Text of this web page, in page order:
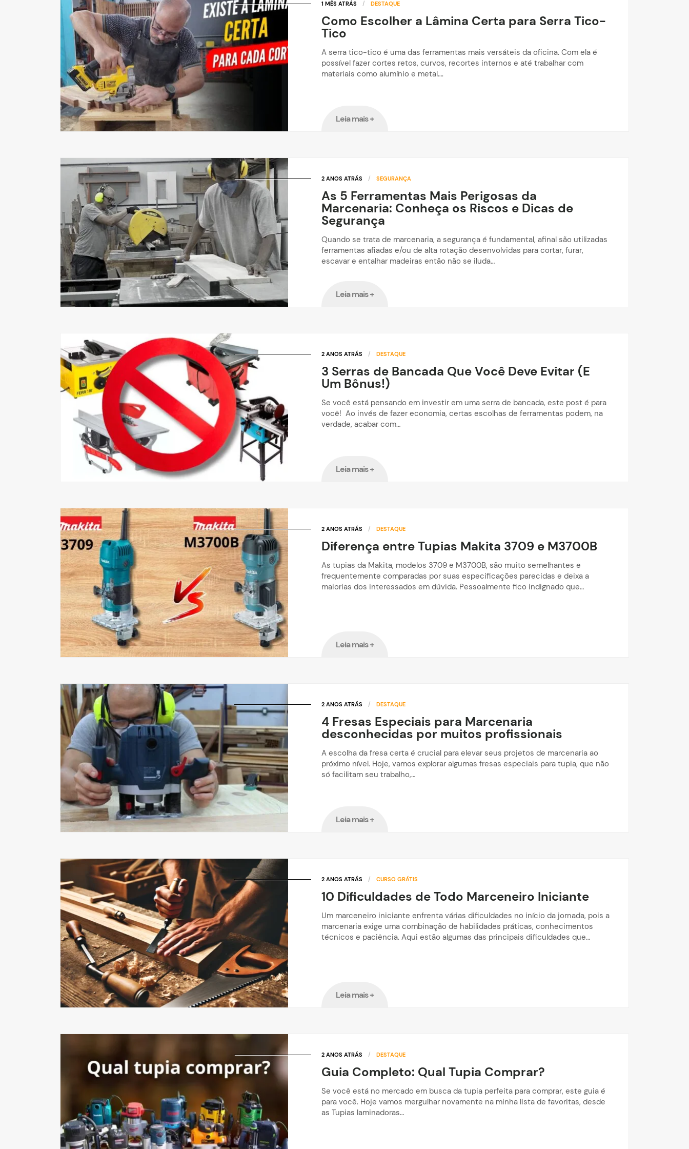
1 MÊS ATRÁS / DESTAQUE
Como Escolher a Lâmina Certa para Serra Tico-
Tico
A serra tico-tico é uma das ferramentas mais versáteis da oficina. Com ela é
possível fazer cortes retos, curvos, recortes internos e até trabalhar com
materiais como alumínio e metal….
Leia mais +
2 ANOS ATRÁS / SEGURANÇA
As 5 Ferramentas Mais Perigosas da
Marcenaria: Conheça os Riscos e Dicas de
Segurança
Quando se trata de marcenaria, a segurança é fundamental, afinal são utilizadas
ferramentas afiadas e/ou de alta rotação desenvolvidas para cortar, furar,
escavar e entalhar madeiras então não se iluda…
Leia mais +
2 ANOS ATRÁS / DESTAQUE
3 Serras de Bancada Que Você Deve Evitar (E
Um Bônus!)
Se você está pensando em investir em uma serra de bancada, este post é para
você! Ao invés de fazer economia, certas escolhas de ferramentas podem, na
verdade, acabar com…
Leia mais +
2 ANOS ATRÁS / DESTAQUE
Diferença entre Tupias Makita 3709 e M3700B
As tupias da Makita, modelos 3709 e M3700B, são muito semelhantes e
frequentemente comparadas por suas especificações parecidas e deixa a
maiorias dos interessados em dúvida. Pessoalmente fico indignado que…
Leia mais +
2 ANOS ATRÁS / DESTAQUE
4 Fresas Especiais para Marcenaria
desconhecidas por muitos profissionais
A escolha da fresa certa é crucial para elevar seus projetos de marcenaria ao
próximo nível. Hoje, vamos explorar algumas fresas especiais para tupia, que não
só facilitam seu trabalho,…
Leia mais +
2 ANOS ATRÁS / CURSO GRÁTIS
10 Dificuldades de Todo Marceneiro Iniciante
Um marceneiro iniciante enfrenta várias dificuldades no início da jornada, pois a
marcenaria exige uma combinação de habilidades práticas, conhecimentos
técnicos e paciência. Aqui estão algumas das principais dificuldades que…
Leia mais +
2 ANOS ATRÁS / DESTAQUE
Guia Completo: Qual Tupia Comprar?
Se você está no mercado em busca da tupia perfeita para comprar, este guia é
para você. Hoje vamos mergulhar novamente na minha lista de favoritas, desde
as Tupias laminadoras…